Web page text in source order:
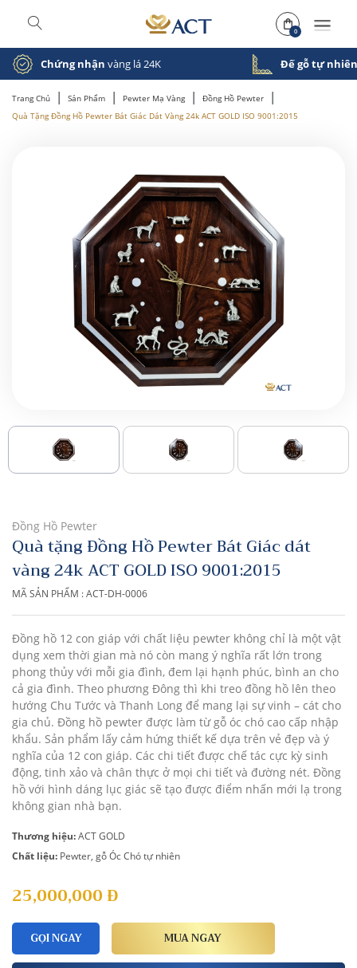
0
Chứng nhận vàng lá 24K Đế gỗ tự
Trang Chủ | Sản Phẩm | Pewter Mạ Vàng | Đồng Hồ Pewter |
Quà Tặng Đồng Hồ Pewter Bát Giác Dát Vàng 24k ACT GOLD ISO 9001:2015
Đồng Hồ Pewter
Quà tặng Đồng Hồ Pewter Bát Giác dát
vàng 24k ACT GOLD ISO 9001:2015
MÃ SẢN PHẨM : ACT-DH-0006
Đồng hồ 12 con giáp với chất liệu pewter không chỉ là một vật
dụng xem thời gian mà nó còn mang ý nghĩa rất lớn trong
phong thủy với mỗi gia đình, đem lại hạnh phúc, bình an cho
cả gia đình. Theo phương Đông thì khi treo đồng hồ lên theo
hướng Chu Tước và Thanh Long để mang lại sự vinh – cát cho
gia chủ. Đồng hồ pewter được làm từ gỗ óc chó cao cấp nhập
khẩu. Sản phẩm lấy cảm hứng thiết kế dựa trên vẻ đẹp và ý
nghĩa của 12 con giáp. Các chi tiết được chế tác cực kỳ sinh
động, tinh xảo và chân thực ở mọi chi tiết và đường nét. Đồng
hồ với hình dáng lục giác sẽ tạo được điểm nhấn mới lạ trong
không gian nhà bạn.
Thương hiệu:ACT GOLD
Chất liệu: Pewter, gỗ Óc Chó tự nhiên
25,000,000Đ
GỌI NGAY MUA NGAY